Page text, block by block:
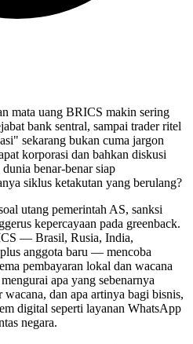
mata uang BRICS makin sering
bank sentral, sampai trader ritel
sekarang bukan cuma jargon
korporasi dan bahkan diskusi
benar-benar siap
siklus ketakutan yang berulang?
utang pemerintah AS, sanksi
kepercayaan pada greenback.
— Brasil, Rusia, India,
anggota baru — mencoba
pembayaran lokal dan wacana
apa yang sebenarnya
wacana, dan apa artinya bagi bisnis,
digital seperti layanan WhatsApp
negara.